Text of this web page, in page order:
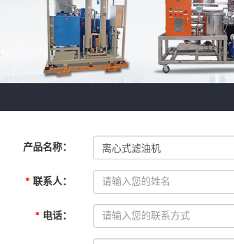
产品名称：
* 联系人：
* 电话：